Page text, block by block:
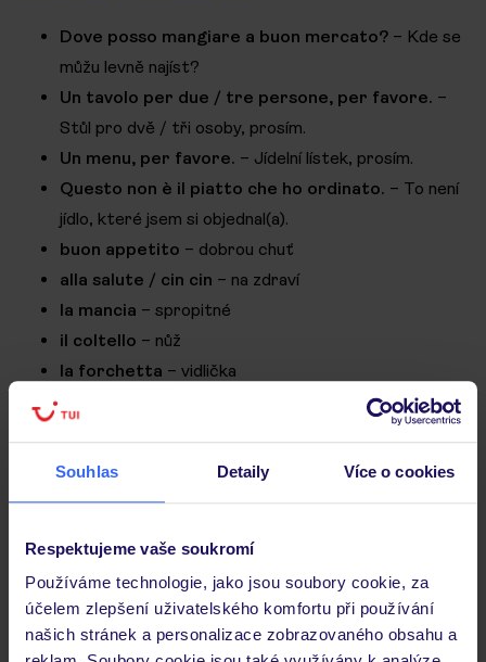
Souhlas Detaily Více o cookies
Respektujeme vaše soukromí
Používáme technologie, jako jsou soubory cookie, za
účelem zlepšení uživatelského komfortu při používání
našich stránek a personalizace zobrazovaného obsahu a
Dove posso mangiare a buon mercato? – Kde se
můžu levně najíst?
Un tavolo per due / tre persone, per favore. –
Stůl pro dvě / tři osoby, prosím.
Un menu, per favore. – Jídelní lístek, prosím.
Questo non è il piatto che ho ordinato. – To není
jídlo, které jsem si objednal(a).
buon appetito – dobrou chuť
alla salute / cin cin – na zdraví
la mancia – spropitné
il coltello – nůž
la forchetta – vidlička
le patate
– brambory
il pollo– kuře
la carne suina / il maiale– vepřové maso
la carne bovina / il manzo– hovězí maso
la verdura– zelenina